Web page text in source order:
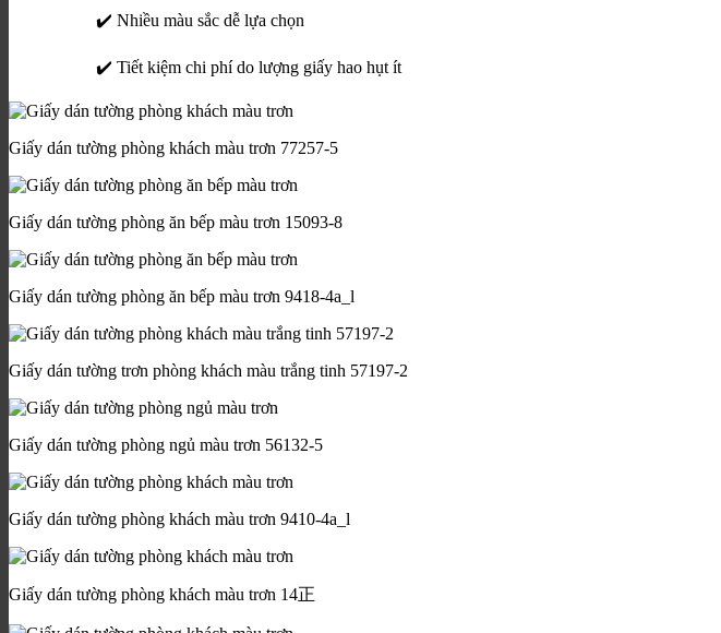
✔️ Nhiều màu sắc dễ lựa chọn
✔️ Tiết kiệm chi phí do lượng giấy hao hụt ít
Giấy dán tường phòng khách màu trơn 77257-5
Giấy dán tường phòng ăn bếp màu trơn 15093-8
Giấy dán tường phòng ăn bếp màu trơn 9418-4a_l
Giấy dán tường trơn phòng khách màu trắng tinh 57197-2
Giấy dán tường phòng ngủ màu trơn 56132-5
Giấy dán tường phòng khách màu trơn 9410-4a_l
Giấy dán tường phòng khách màu trơn 14正